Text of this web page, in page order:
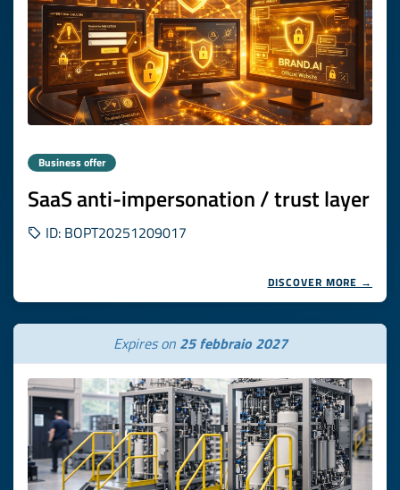
Business offer
SaaS anti-impersonation / trust layer
ID: BOPT20251209017
DISCOVER MORE →
Expires on 25 febbraio 2027